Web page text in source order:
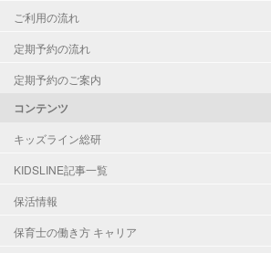
ご利用の流れ
定期予約の流れ
定期予約のご案内
コンテンツ
キッズライン総研
KIDSLINE記事一覧
保活情報
保育士の働き方 キャリア